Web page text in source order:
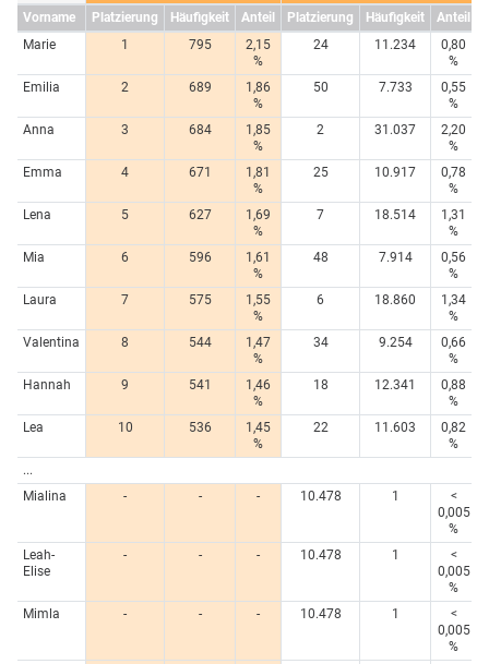
Vorname
Platzierung Häufigkeit Anteil Platzierung Häufigkeit
Anteil
Marie
1 795
2,15
%
24 11.234
0,80
%
Emilia
2 689
1,86
%
50 7.733
0,55
%
Anna
3 684
1,85
%
2 31.037
2,20
%
Emma
4 671
1,81
%
25 10.917
0,78
%
Lena
5 627
1,69
%
7 18.514
1,31
%
Mia
6 596
1,61
%
48 7.914
0,56
%
Laura
7 575
1,55
%
6 18.860
1,34
%
Valentina
8 544
1,47
%
34 9.254
0,66
%
Hannah
9 541
1,46
%
18 12.341
0,88
%
Lea
10 536
1,45
%
22 11.603
0,82
%
...
Mialina
- - - 10.478 1
<
0,005
%
Leah-
Elise
- - - 10.478 1
<
0,005
%
Mimla
- - - 10.478 1
<
0,005
%